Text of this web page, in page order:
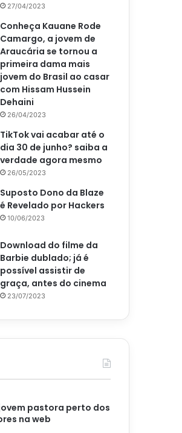
27/04/2023
Conheça Kauane Rode
Camargo, a jovem de
Araucária se tornou a
primeira dama mais
jovem do Brasil ao casar
com Hissam Hussein
Dehaini
26/04/2023
TikTok vai acabar até o
dia 30 de junho? saiba a
verdade agora mesmo
26/05/2023
Suposto Dono da Blaze
é Revelado por Hackers
10/06/2023
Download do filme da
Barbie dublado; já é
possível assistir de
graça, antes do cinema
23/07/2023
pastora perto dos
na web